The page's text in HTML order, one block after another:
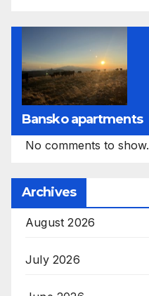
Bansko apartments
No comments to show.
Archives
August 2026
July 2026